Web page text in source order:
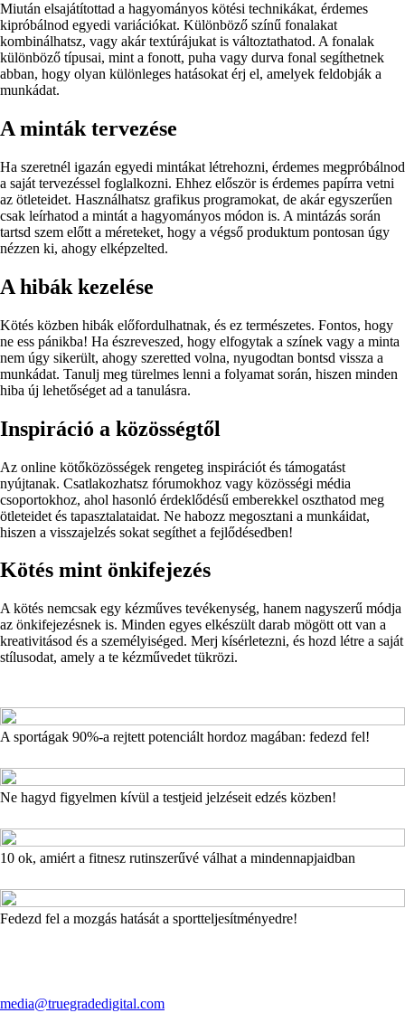
Miután elsajátítottad a hagyományos kötési technikákat, érdemes
kipróbálnod egyedi variációkat. Különböző színű fonalakat
kombinálhatsz, vagy akár textúrájukat is változtathatod. A fonalak
különböző típusai, mint a fonott, puha vagy durva fonal segíthetnek
abban, hogy olyan különleges hatásokat érj el, amelyek feldobják a
munkádat.
A minták tervezése
Ha szeretnél igazán egyedi mintákat létrehozni, érdemes megpróbálnod
a saját tervezéssel foglalkozni. Ehhez először is érdemes papírra vetni
az ötleteidet. Használhatsz grafikus programokat, de akár egyszerűen
csak leírhatod a mintát a hagyományos módon is. A mintázás során
tartsd szem előtt a méreteket, hogy a végső produktum pontosan úgy
nézzen ki, ahogy elképzelted.
A hibák kezelése
Kötés közben hibák előfordulhatnak, és ez természetes. Fontos, hogy
ne ess pánikba! Ha észreveszed, hogy elfogytak a színek vagy a minta
nem úgy sikerült, ahogy szeretted volna, nyugodtan bontsd vissza a
munkádat. Tanulj meg türelmes lenni a folyamat során, hiszen minden
hiba új lehetőséget ad a tanulásra.
Inspiráció a közösségtől
Az online kötőközösségek rengeteg inspirációt és támogatást
nyújtanak. Csatlakozhatsz fórumokhoz vagy közösségi média
csoportokhoz, ahol hasonló érdeklődésű emberekkel oszthatod meg
ötleteidet és tapasztalataidat. Ne habozz megosztani a munkáidat,
hiszen a visszajelzés sokat segíthet a fejlődésedben!
Kötés mint önkifejezés
A kötés nemcsak egy kézműves tevékenység, hanem nagyszerű módja
az önkifejezésnek is. Minden egyes elkészült darab mögött ott van a
kreativitásod és a személyiséged. Merj kísérletezni, és hozd létre a saját
stílusodat, amely a te kézművedet tükrözi.
A sportágak 90%-a rejtett potenciált hordoz magában: fedezd fel!
Ne hagyd figyelmen kívül a testjeid jelzéseit edzés közben!
10 ok, amiért a fitnesz rutinszerűvé válhat a mindennapjaidban
Fedezd fel a mozgás hatását a sportteljesítményedre!
media@truegradedigital.com